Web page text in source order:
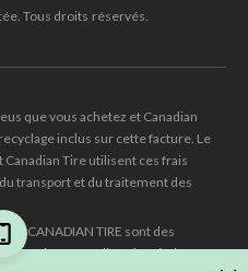
Tous droits réservés.
que vous achetez et Canadian
inclus sur cette facture. Le
Tire utilisent ces frais
transport et du traitement des
CANADIAN TIRE sont des
la Société Canadian Tire Limitée.